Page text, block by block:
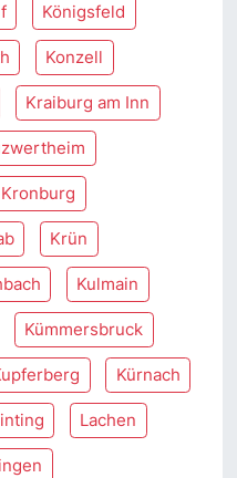
Königsfeld
Konzell
Kraiburg am Inn
Kronburg
Krün
Kulmain
Kümmersbruck
Kürnach
Lachen